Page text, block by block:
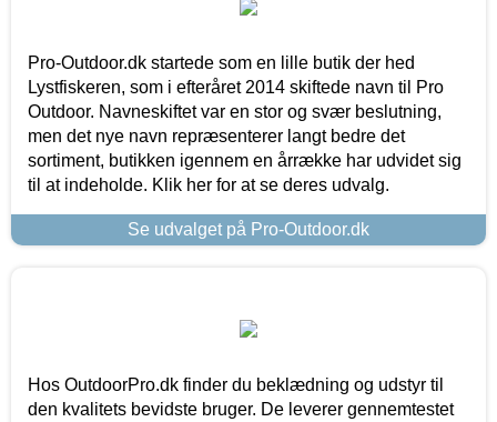
Pro-Outdoor.dk startede som en lille butik der hed
Lystfiskeren, som i efteråret 2014 skiftede navn til Pro
Outdoor. Navneskiftet var en stor og svær beslutning,
men det nye navn repræsenterer langt bedre det
sortiment, butikken igennem en årrække har udvidet sig
til at indeholde. Klik her for at se deres udvalg.
Se udvalget på Pro-Outdoor.dk
Hos OutdoorPro.dk finder du beklædning og udstyr til
den kvalitets bevidste bruger. De leverer gennemtestet